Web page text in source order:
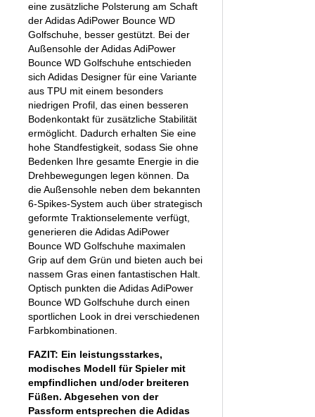
eine zusätzliche Polsterung am Schaft
der Adidas AdiPower Bounce WD
Golfschuhe, besser gestützt. Bei der
Außensohle der Adidas AdiPower
Bounce WD Golfschuhe entschieden
sich Adidas Designer für eine Variante
aus TPU mit einem besonders
niedrigen Profil, das einen besseren
Bodenkontakt für zusätzliche Stabilität
ermöglicht. Dadurch erhalten Sie eine
hohe Standfestigkeit, sodass Sie ohne
Bedenken Ihre gesamte Energie in die
Drehbewegungen legen können. Da
die Außensohle neben dem bekannten
6-Spikes-System auch über strategisch
geformte Traktionselemente verfügt,
generieren die Adidas AdiPower
Bounce WD Golfschuhe maximalen
Grip auf dem Grün und bieten auch bei
nassem Gras einen fantastischen Halt.
Optisch punkten die Adidas AdiPower
Bounce WD Golfschuhe durch einen
sportlichen Look in drei verschiedenen
Farbkombinationen.
FAZIT: Ein leistungsstarkes,
modisches Modell für Spieler mit
empfindlichen und/oder breiteren
Füßen. Abgesehen von der
Passform entsprechen die Adidas